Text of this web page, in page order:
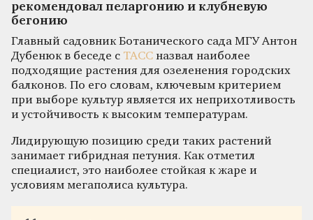
рекомендовал пеларгонию и клубневую
бегонию
Главный садовник Ботанического сада МГУ Антон
Дубенюк в беседе с ТАСС назвал наиболее
подходящие растения для озеленения городских
балконов. По его словам, ключевым критерием
при выборе культур является их неприхотливость
и устойчивость к высоким температурам.
Лидирующую позицию среди таких растений
занимает гибридная петуния. Как отметил
специалист, это наиболее стойкая к жаре и
условиям мегаполиса культура.